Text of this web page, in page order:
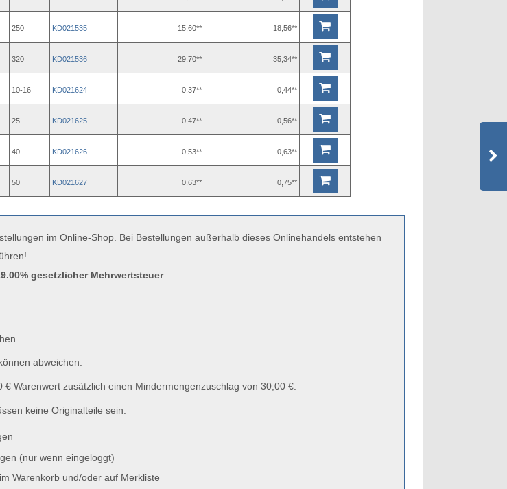
250 KD021535 15,60** 18,56**
320 KD021536 29,70** 35,34**
10-16 KD021624 0,37** 0,44**
25 KD021625 0,47** 0,56**
40 KD021626 0,53** 0,63**
50 KD021627 0,63** 0,75**
im Online-Shop. Bei Bestellungen außerhalb dieses Onlinehandels entstehen
gesetzlicher Mehrwertsteuer
abweichen.
Warenwert zusätzlich einen Mindermengenzuschlag von 30,00 €.
keine Originalteile sein.
(nur wenn eingeloggt)
Warenkorb und/oder auf Merkliste